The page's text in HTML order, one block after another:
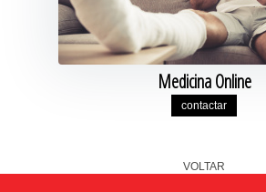
Medicina Online
contactar
VOLTAR